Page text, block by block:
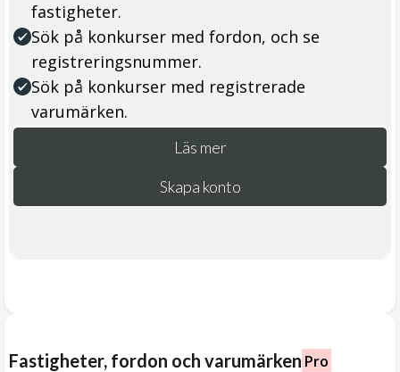
fastigheter.
Sök på konkurser med fordon, och se
registreringsnummer.
Sök på konkurser med registrerade
varumärken.
Läs mer
Skapa konto
Fastigheter, fordon och varumärken Pro